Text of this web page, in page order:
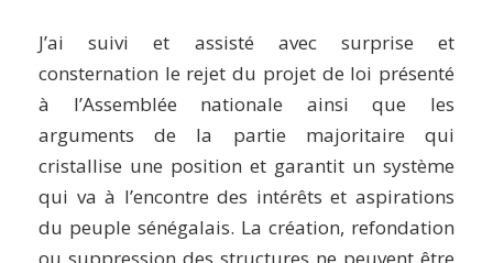
J’ai suivi et assisté avec surprise et
consternation le rejet du projet de loi présenté
à l’Assemblée nationale ainsi que les
arguments de la partie majoritaire qui
cristallise une position et garantit un système
qui va à l’encontre des intérêts et aspirations
du peuple sénégalais. La création, refondation